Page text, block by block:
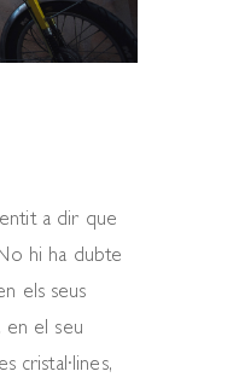
a dir que
hi ha dubte
els seus
en el seu
cristal·lines,